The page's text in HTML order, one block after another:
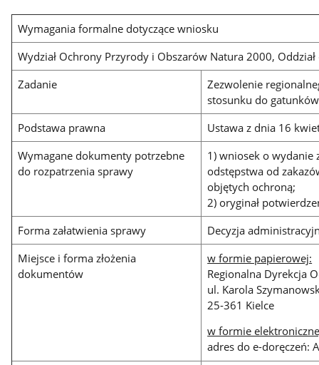
Wymagania formalne dotyczące wniosku
Wydział Ochrony Przyrody i Obszarów Natura 2000,
Zadanie
Zezwolenie
stosunku do
Podstawa prawna
Ustawa z dnia 16
Wymagane dokumenty potrzebne
do rozpatrzenia sprawy
1) wniosek o wydanie
odstępstwa od
objętych ochroną;
2) oryginał
Forma załatwienia sprawy
Decyzja
Miejsce i forma złożenia
dokumentów
w formie papierowej:
Regionalna Dyrekcja
ul. Karola
25-361 Kielce
w formie
adres do e-doręczeń: